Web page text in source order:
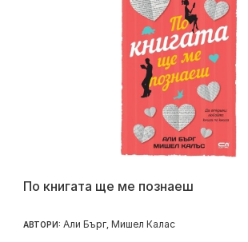
По книгата ще ме познаеш
АВТОРИ: Али Бърг Мишел Калас